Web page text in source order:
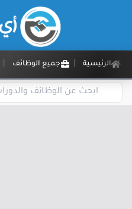
الرئيسية جميع الوظائف